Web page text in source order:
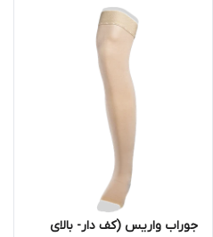
جوراب واریس (کف دار- بالای